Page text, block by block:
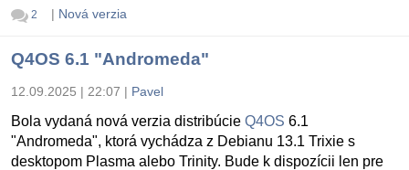
2 | Nová verzia
Q4OS 6.1 "Andromeda"
12.09.2025 | 22:07 | Pavel
Bola vydaná nová verzia distribúcie Q4OS 6.1
"Andromeda", ktorá vychádza z Debianu 13.1 Trixie s
desktopom Plasma alebo Trinity. Bude k dispozícii len pre